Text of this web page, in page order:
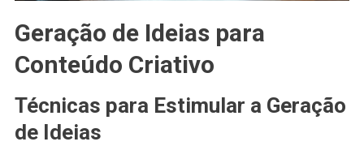
Geração de Ideias para
Conteúdo Criativo
Técnicas para Estimular a Geração
de Ideias